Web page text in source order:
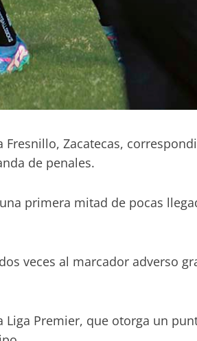
Zacatecas,
de penales.
primera mitad de pocas
veces al marcador adverso
Premier, que otorga un